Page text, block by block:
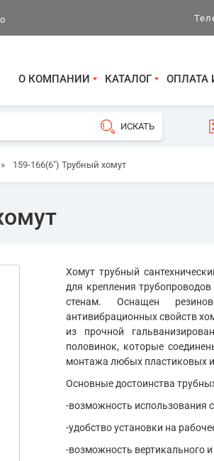
О КОМПАНИИ КАТАЛОГ ОПЛАТА
» 159-166(6") Трубный хомут
Хомут трубный
для крепления
стенам. Оснащен
антивибрационных свойств
из прочной
половинок, которые
монтажа любых пластиковых
Основные достоинства
-возможность использования
-удобство установки на
-возможность вертикального